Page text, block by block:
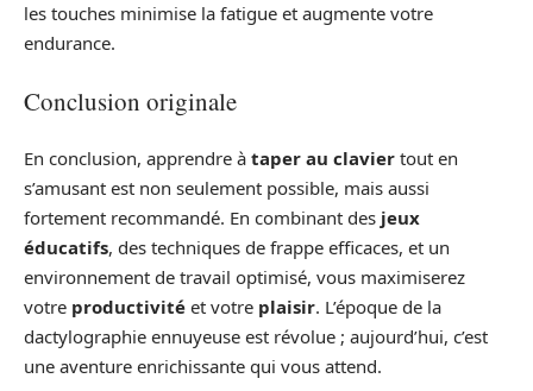
les touches minimise la fatigue et augmente votre
endurance.
Conclusion originale
En conclusion, apprendre à taper au clavier tout en
s’amusant est non seulement possible, mais aussi
fortement recommandé. En combinant des jeux
éducatifs, des techniques de frappe efficaces, et un
environnement de travail optimisé, vous maximiserez
votre productivité et votre plaisir. L’époque de la
dactylographie ennuyeuse est révolue ; aujourd’hui, c’est
une aventure enrichissante qui vous attend.